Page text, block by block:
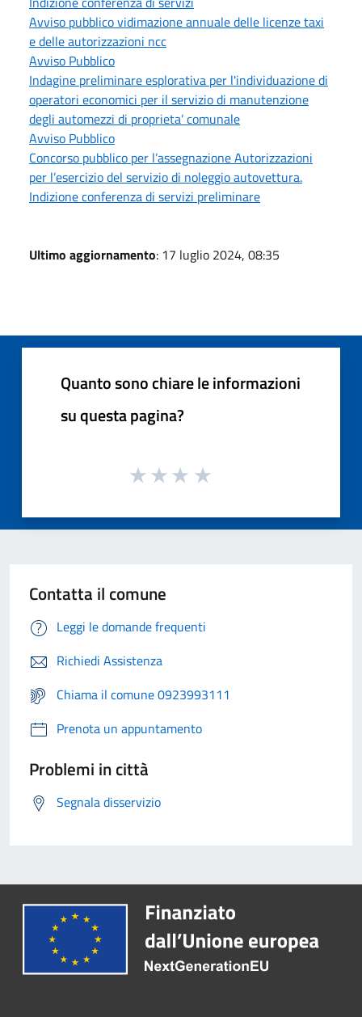
Avviso pubblico vidimazione annuale delle licenze taxi
e delle autorizzazioni ncc
Avviso Pubblico
Indagine preliminare esplorativa per l'individuazione di
operatori economici per il servizio di manutenzione
degli automezzi di proprieta’ comunale
Avviso Pubblico
Concorso pubblico per l’assegnazione Autorizzazioni
per l’esercizio del servizio di noleggio autovettura.
Indizione conferenza di servizi preliminare
Ultimo aggiornamento: 17 luglio 2024, 08:35
Quanto sono chiare le informazioni
su questa pagina?
Contatta il comune
Leggi le domande frequenti
Richiedi Assistenza
Chiama il comune 0923993111
Prenota un appuntamento
Problemi in città
Segnala disservizio